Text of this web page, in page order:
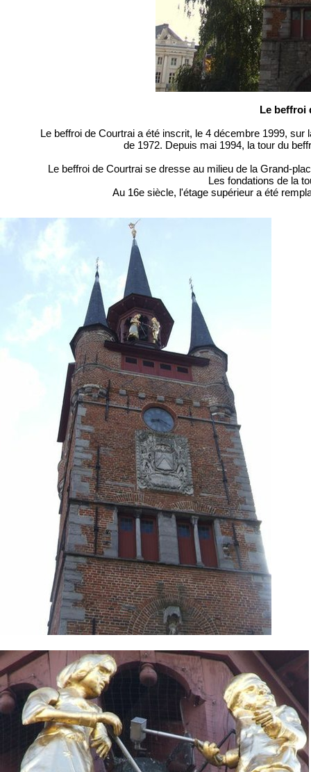
Le beffroi
Le beffroi de Courtrai a été inscrit, le 4 décembre 1999,
de 1972. Depuis mai 1994, la tour du
Le beffroi de Courtrai se dresse au milieu de la Grand-
Les fondations de la
Au 16e siècle, l'étage supérieur a été